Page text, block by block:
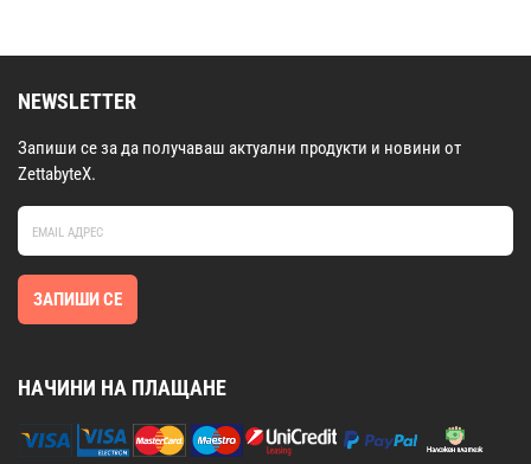
NEWSLETTER
Запиши се за да получаваш актуални продукти и новини от
ZettabyteX.
ЗАПИШИ СЕ
НАЧИНИ НА ПЛАЩАНЕ